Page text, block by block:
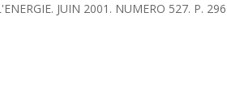
JUIN 2001. NUMERO 527. P.